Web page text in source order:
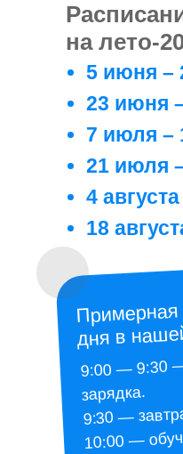
9:00 — 9:30
зарядка.
9:30 —
10:00 —
5 июня –
23 июня
7 июля –
21 июля
4
18
на лето-
дня в